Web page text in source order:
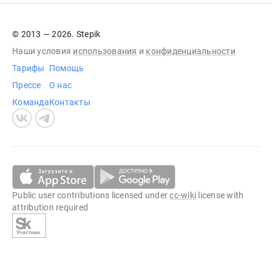
© 2013 — 2026. Stepik
Наши условия использования и конфиденциальности
Тарифы
Прессе
Команда
Помощь
О нас
Контакты
Public user contributions licensed undercc-wiki license with
attribution required